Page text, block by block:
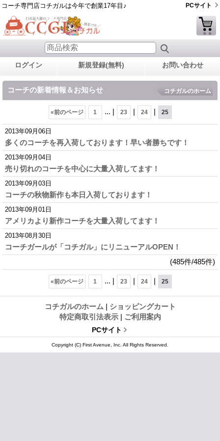
コーチ専門店コチガルは今年で創業17年目♪ PCサイト
ログイン 新規登録(無料) お問い合わせ
コーチの新着情報＆お知らせ コチガルのホーム
«前のページ 1 ... | 23 | 24 | 25
2013年09月06日
多くのコーチを再入荷しております！早い者勝ちです！
2013年09月04日
売り切れのコーチを中心に大量入荷してます！
2013年09月03日
コーチの秋物新作も本日入荷しております！
2013年09月01日
アメリカより新作コーチを大量入荷してます！
2013年08月30日
コーチガールが「コチガル」にリニューアルOPEN！
(485件/485件)
«前のページ 1 ... | 23 | 24 | 25
コチガルのホーム | ショッピングカート
特定商取引法表示 | ご利用案内
PCサイト
Copyright (C) First Avenue, Inc. All Rights Reserved.